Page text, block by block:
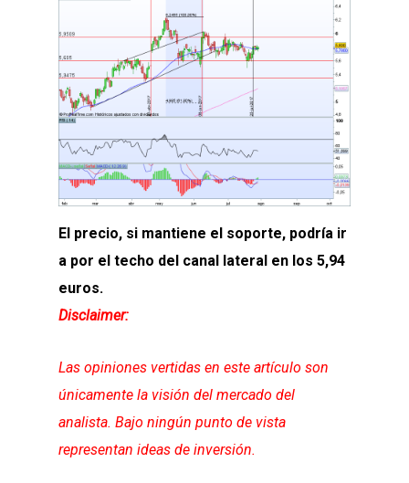
El precio, si mantiene el soporte, podría ir
a por el techo del canal lateral en los 5,94
euros.
Disclaimer:
Las opiniones vertidas en este artículo son
únicamente la visión del mercado del
analista. Bajo ningún punto de vista
representan ideas de inversión.